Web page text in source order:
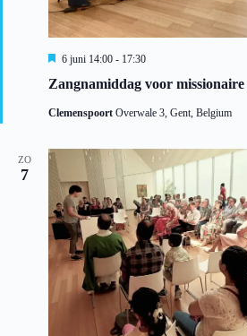
Zangnamiddag voor missionaire
U
t
e
t
6 juni 14:00 - 17:30
Clemenspoort Overwale 3, Gent, Belgium
ZO
7